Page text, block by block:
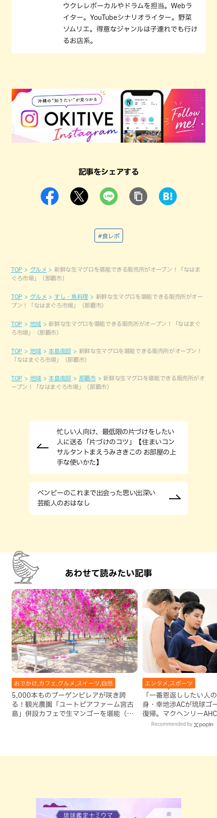
ウクレレボーカルやドラムを担当。Webラ
イター。YouTubeシナリオライター。野菜
ソムリエ。得意なジャンルは子連れでも行け
るお店系。
記事をシェアする
#食レポ
TOP グルメ
新鮮な生マグロを堪能できる販売所がオープン！「なはま
ぐろ市場」（那覇市）
TOP グルメ すし・魚料理
新鮮な生マグロを堪能できる販売所がオー
プン！「なはまぐろ市場」（那覇市）
TOP 地域
新鮮な生マグロを堪能できる販売所がオープン！「なはまぐ
ろ市場」（那覇市）
TOP 地域 本島南部
新鮮な生マグロを堪能できる販売所がオープン！
「なはまぐろ市場」（那覇市）
TOP 地域 本島南部 那覇市
新鮮な生マグロを堪能できる販売所がオ
ープン！「なはまぐろ市場」（那覇市）
忙しい人向け、最低限の片づけをしたい
人に送る「片づけのコツ」【住まいコン
サルタントまえうみさきこの お部屋の上
手な使いかた】
ベンビーのこれまで出会った思い出深い
芸能人のおはなし
あわせて読みたい記事
おでかけ,カフェ,グルメ,スイーツ,自然
5,000本ものブーゲンビレアが咲き誇
る！観光農園「ユートピアファーム宮古
島」併設カフェで生マンゴーを堪能（宮
エンタメ,スポーツ
「一番恩返ししたい人
身・幸地渉ACが琉球ゴ
復帰。マクヘンリー
理由Recommended by